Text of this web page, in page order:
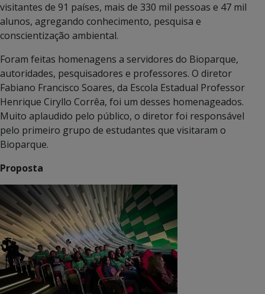
visitantes de 91 países, mais de 330 mil pessoas e 47 mil
alunos, agregando conhecimento, pesquisa e
conscientização ambiental.
Foram feitas homenagens a servidores do Bioparque,
autoridades, pesquisadores e professores. O diretor
Fabiano Francisco Soares, da Escola Estadual Professor
Henrique Ciryllo Corrêa, foi um desses homenageados.
Muito aplaudido pelo público, o diretor foi responsável
pelo primeiro grupo de estudantes que visitaram o
Bioparque.
Proposta